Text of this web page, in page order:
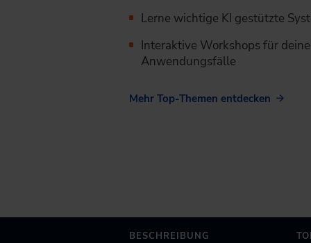
Lerne wichtige KI gestützte
Interaktive Workshops für
Anwendungsfälle
Mehr Top-Themen entdecken
BESCHREIBUNG